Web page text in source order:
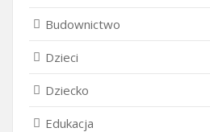
Budownictwo
Dzieci
Dziecko
Edukacja